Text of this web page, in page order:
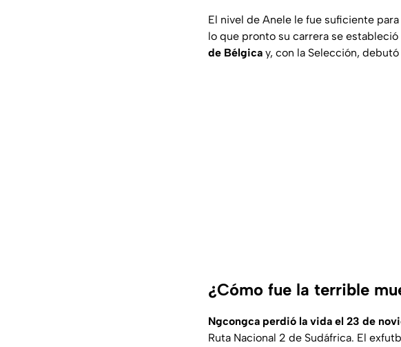
El nivel de Anele le fue suficiente
lo que pronto su carrera se estableció
de Bélgica y, con la Selección,
¿Cómo fue la terrible
Ngcongca perdió la vida el 23 de
Ruta Nacional 2 de Sudáfrica. El